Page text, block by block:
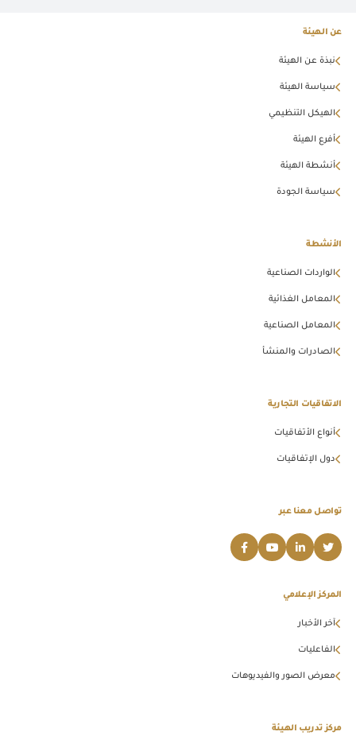
عن الهيئة
نبذة عن الهيئة
سياسة الهيئة
الهيكل التنظيمي
أفرع الهيئة
أنشطة الهيئة
سياسة الجودة
الأنشطة
الواردات الصناعية
المعامل الغذائية
المعامل الصناعية
الصادرات والمنشأ
الاتفاقيات التجارية
أنواع الأتفاقيات
دول الإتفاقيات
تواصل معنا عبر
المركز الإعلامي
آخر الأخبار
الفاعليات
معرض الصور والفيديوهات
مركز تدريب الهيئة